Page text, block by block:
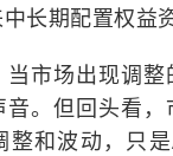
长期配置权益
市场出现调
。但回头看
整和波动，只